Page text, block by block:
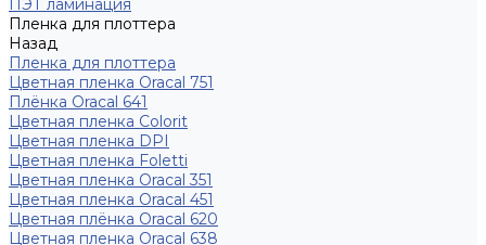
ПЭТ ламинация
Пленка для плоттера
Назад
Пленка для плоттера
Цветная пленка Oracal 751
Плёнка Oracal 641
Цветная пленка Colorit
Цветная пленка DPI
Цветная пленка Foletti
Цветная пленка Oracal 351
Цветная пленка Oracal 451
Цветная плёнка Oracal 620
Цветная пленка Oracal 638